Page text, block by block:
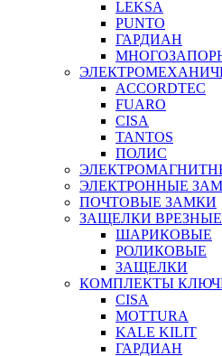
LEKSA
PUNTO
ГАРДИАН
ACCORDTEC
FUARO
CISA
TANTOS
ПОЛИС
ЭЛЕКТРОННЫЕ
ПОЧТОВЫЕ ЗАМКИ
ЗАЩЕЛКИ ВРЕЗНЫЕ
ШАРИКОВЫЕ
РОЛИКОВЫЕ
ЗАЩЕЛКИ
КОМПЛЕКТЫ
CISA
MOTTURA
KALE KILIT
ГАРДИАН